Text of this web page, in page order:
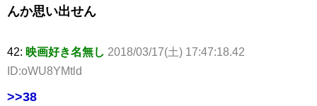
んか思い出せん
42: 映画好き名無し 2018/03/17(土) 17:47:18.42
ID:oWU8YMtld
>>38